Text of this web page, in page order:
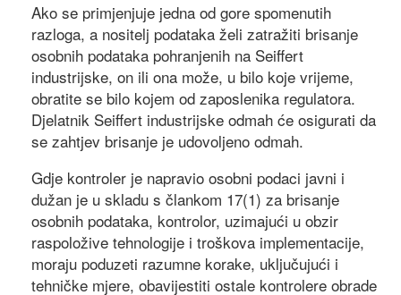
Ako se primjenjuje jedna od gore spomenutih
razloga, a nositelj podataka želi zatražiti brisanje
osobnih podataka pohranjenih na Seiffert
industrijske, on ili ona može, u bilo koje vrijeme,
obratite se bilo kojem od zaposlenika regulatora.
Djelatnik Seiffert industrijske odmah će osigurati da
se zahtjev brisanje je udovoljeno odmah.
Gdje kontroler je napravio osobni podaci javni i
dužan je u skladu s člankom 17(1) za brisanje
osobnih podataka, kontrolor, uzimajući u obzir
raspoložive tehnologije i troškova implementacije,
moraju poduzeti razumne korake, uključujući i
tehničke mjere, obavijestiti ostale kontrolere obrade